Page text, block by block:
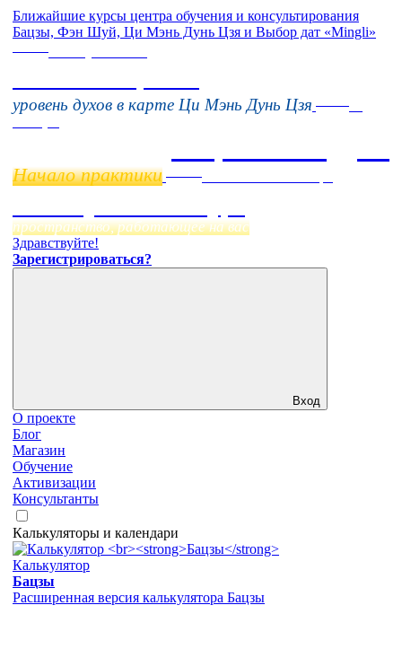
Ближайшие курсы центра обучения и консультирования
Бацзы, Фэн Шуй, Ци Мэнь Дунь Цзя и Выбор дат «Mingli»
уровень духов в карте Ци Мэнь Дунь Цзя
Начало практики
пространство, работающее на вас
Здравствуйте!
Зарегистрироваться?
Вход
О проекте
Блог
Магазин
Обучение
Активизации
Консультанты
Калькуляторы и календари
Калькулятор
Бацзы
Расширенная версия калькулятора Бацзы